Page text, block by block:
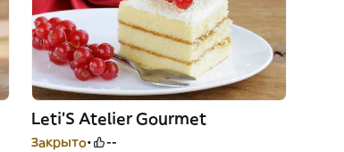
Leti’S Atelier Gourmet
Закрыто --